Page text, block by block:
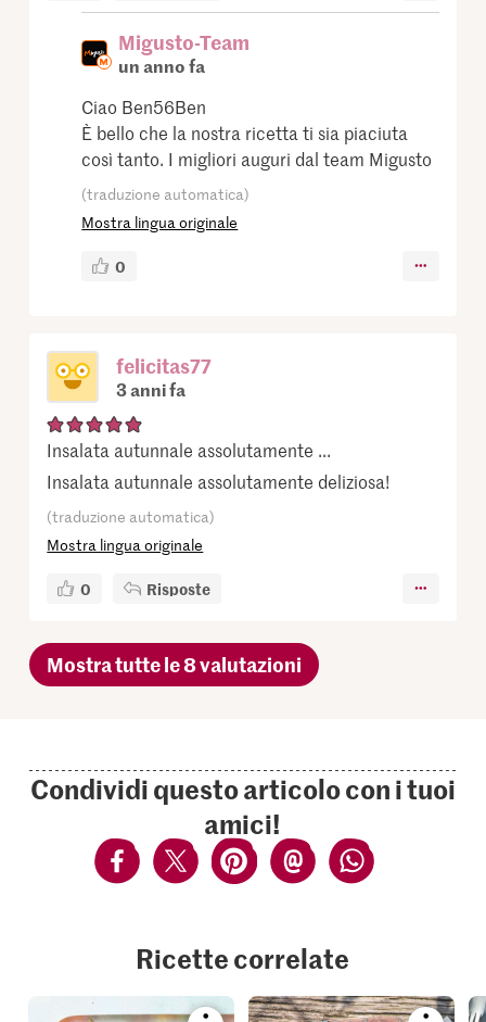
Migusto-Team
un anno fa
Ciao Ben56Ben
È bello che la nostra ricetta ti sia piaciuta
così tanto. I migliori auguri dal team Migusto
(traduzione automatica)
Mostra lingua originale
0
felicitas77
3 anni fa
Insalata autunnale assolutamente ...
Insalata autunnale assolutamente deliziosa!
(traduzione automatica)
Mostra lingua originale
0 Risposte
Mostra tutte le 8 valutazioni
Condividi questo articolo con i tuoi
amici!
Ricette correlate